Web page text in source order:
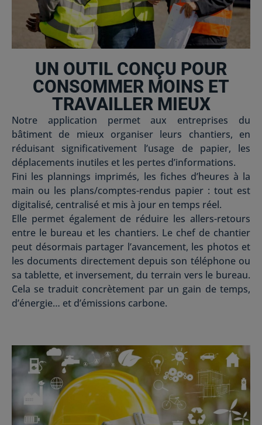
UN OUTIL CONÇU POUR
CONSOMMER MOINS ET
TRAVAILLER MIEUX
Notre application permet aux entreprises du
bâtiment de mieux organiser leurs chantiers, en
réduisant significativement l’usage de papier, les
déplacements inutiles et les pertes d’informations.
Fini les plannings imprimés, les fiches d’heures à la
main ou les plans/comptes-rendus papier : tout est
digitalisé, centralisé et mis à jour en temps réel.
Elle permet également de réduire les allers-retours
entre le bureau et les chantiers. Le chef de chantier
peut désormais partager l’avancement, les photos et
les documents directement depuis son téléphone ou
sa tablette, et inversement, du terrain vers le bureau.
Cela se traduit concrètement par un gain de temps,
d’énergie… et d’émissions carbone.